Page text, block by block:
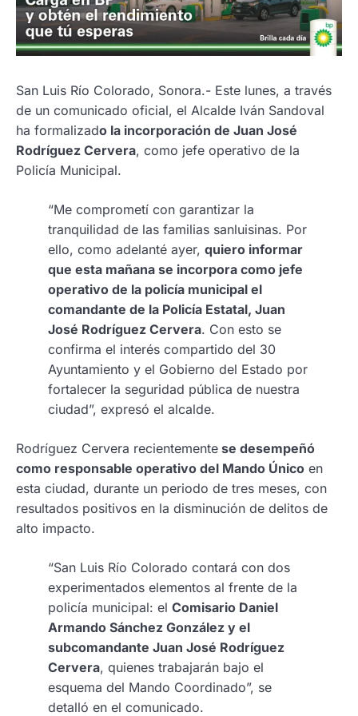
San Luis Río Colorado, Sonora.- Este lunes, a través
de un comunicado oficial, el Alcalde Iván Sandoval
ha formalizado la incorporación de Juan José
Rodríguez Cervera, como jefe operativo de la
Policía Municipal.
“Me comprometí con garantizar la
tranquilidad de las familias sanluisinas. Por
ello, como adelanté ayer, quiero informar
que esta mañana se incorpora como jefe
operativo de la policía municipal el
comandante de la Policía Estatal, Juan
José Rodríguez Cervera. Con esto se
confirma el interés compartido del 30
Ayuntamiento y el Gobierno del Estado por
fortalecer la seguridad pública de nuestra
ciudad”, expresó el alcalde.
Rodríguez Cervera recientemente se desempeñó
como responsable operativo del Mando Único en
esta ciudad, durante un periodo de tres meses, con
resultados positivos en la disminución de delitos de
alto impacto.
“San Luis Río Colorado contará con dos
experimentados elementos al frente de la
policía municipal: el Comisario Daniel
Armando Sánchez González y el
subcomandante Juan José Rodríguez
Cervera, quienes trabajarán bajo el
esquema del Mando Coordinado”, se
detalló en el comunicado.